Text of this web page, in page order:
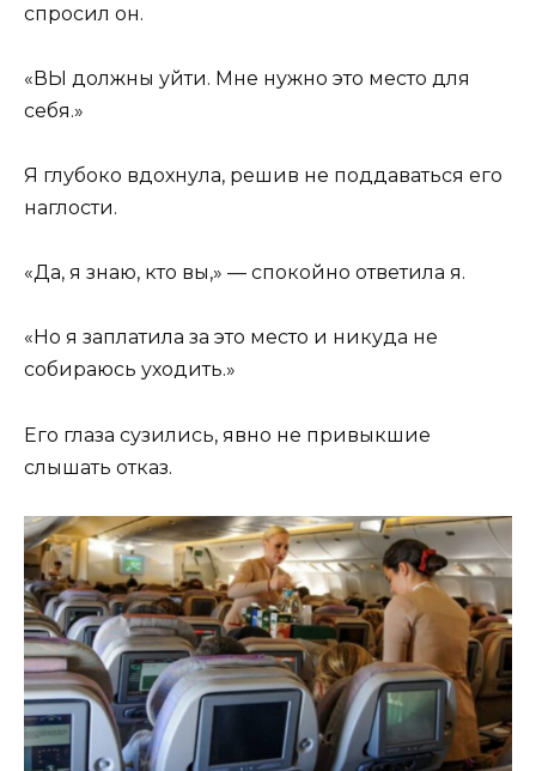
спросил он.
«ВЫ должны уйти. Мне нужно это место для
себя.»
Я глубоко вдохнула, решив не поддаваться его
наглости.
«Да, я знаю, кто вы,» — спокойно ответила я.
«Но я заплатила за это место и никуда не
собираюсь уходить.»
Его глаза сузились, явно не привыкшие
слышать отказ.